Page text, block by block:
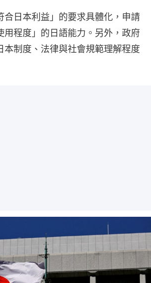
合日本利益」的要求具體化，申請
用程度」的日語能力。另外，政府
本制度、法律與社會規範理解程度